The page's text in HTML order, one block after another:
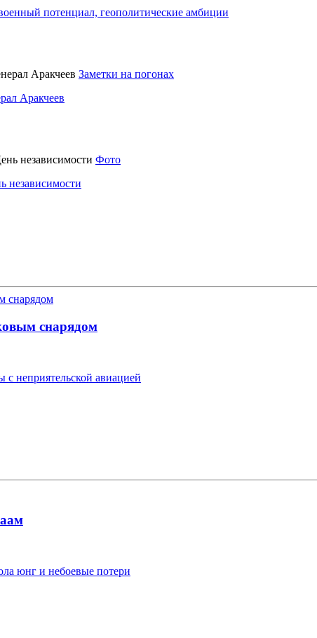
потенциал, геополитические амбиции
Заметки на погонах
Аракчеев
Фото
независимости
снарядом
с неприятельской авиацией
юнг и небоевые потери